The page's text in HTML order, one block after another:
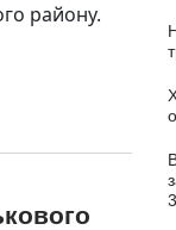
району.